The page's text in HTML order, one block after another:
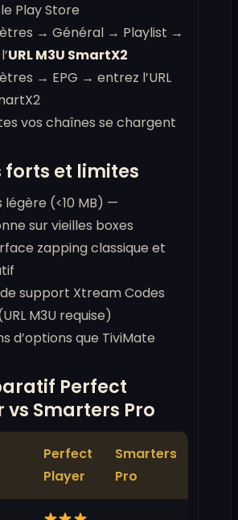
Play Store
→ Général → Playlist →
URL M3U SmartX2
→ EPG → entrez l’URL
vos chaînes se chargent
forts et limites
légère (<10 MB) —
sur vieilles boxes
zapping classique et
support Xtream Codes
M3U requise)
d’options que TiviMate
Perfect
vs Smarters Pro
Perfect
Player
Smarters
Pro